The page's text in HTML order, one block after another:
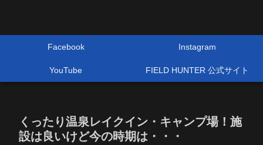
Facebook Instagram
YouTube FIELD HUNTER 公式サイト
くったり温泉レイクイン・キャンプ場！施
設は良いけど今の時期は・・・